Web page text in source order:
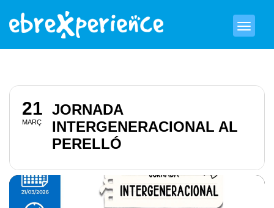
21
MARÇ
JORNADA
INTERGENERACIONAL AL
PERELLÓ